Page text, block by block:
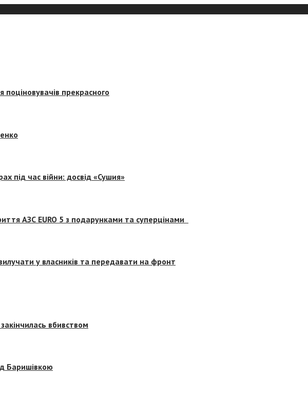
прекрасного
під час війни: досвід «Сушия»
АЗС EURO 5 з подарунками та суперцінами
у власників та передавати на фронт
вбивством
Баришівкою